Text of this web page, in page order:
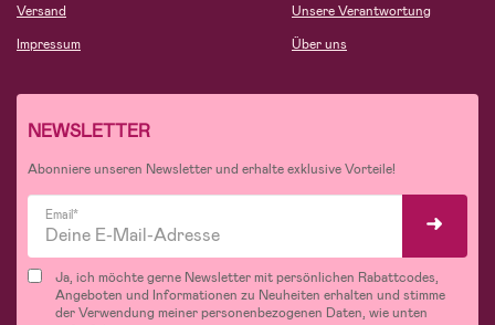
Versand
Impressum
Unsere Verantwortung
Über uns
NEWSLETTER
Abonniere unseren Newsletter und erhalte exklusive Vorteile!
Email*
Ja, ich möchte gerne Newsletter mit persönlichen Rabattcodes,
Angeboten und Informationen zu Neuheiten erhalten und stimme
der Verwendung meiner personenbezogenen Daten, wie unten